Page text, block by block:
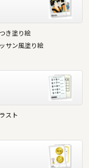
き塗り絵
サン風塗り絵
スト